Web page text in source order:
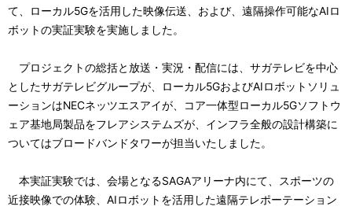
て、ローカル5Gを活用した映像伝送、および、遠隔操作可能なAIロ
ボットの実証実験を実施しました。
プロジェクトの総括と放送・実況・配信には、サガテレビを中心
としたサガテレビグループが、ローカル5GおよびAIロボットソリュ
ーションはNECネッツエスアイが、コア一体型ローカル5Gソフトウ
ェア基地局製品をフレアシステムズが、インフラ全般の設計構築に
ついてはブロードバンドタワーが担当いたしました。
本実証実験では、会場となるSAGAアリーナ内にて、スポーツの
近接映像での体験、AIロボットを活用した遠隔テレポーテーション